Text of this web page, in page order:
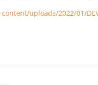
uploads/2022/01/